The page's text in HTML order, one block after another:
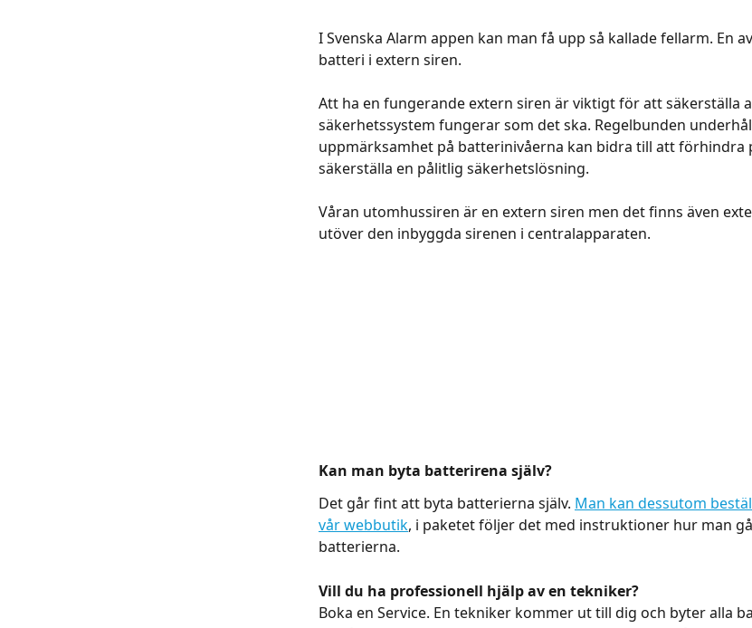
I Svenska Alarm appen kan man få upp så kallade fellarm. En
batteri i extern siren.
Att ha en fungerande extern siren är viktigt för att säkerställa
säkerhetssystem fungerar som det ska. Regelbunden
uppmärksamhet på batterinivåerna kan bidra till att förhindra
säkerställa en pålitlig säkerhetslösning.
Våran utomhussiren är en extern siren men det finns även
utöver den inbyggda sirenen i centralapparaten.
Kan man byta batterirena själv?
Det går fint att byta batterierna själv. Man kan dessutom
vår webbutik, i paketet följer det med instruktioner hur man
batterierna.
Vill du ha professionell hjälp av en tekniker?
Boka en Service. En tekniker kommer ut till dig och byter alla